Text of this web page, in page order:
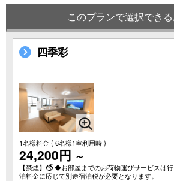
このプランで選択でき
四季彩
1名様料金( 6名様1室利用時 )
24,200円 ～
【禁煙】🚭 ◆お部屋までのお荷物運びサービスは
泊料金に応じて別途宿泊税が必要となります。